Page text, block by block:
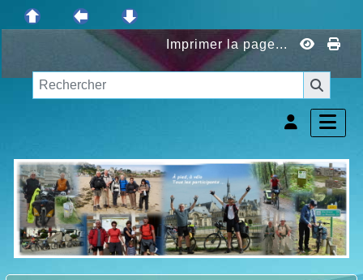
Imprimer la page...